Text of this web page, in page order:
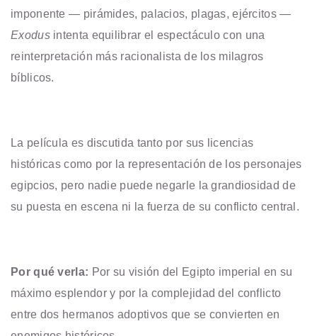
imponente — pirámides, palacios, plagas, ejércitos —
Exodusintenta equilibrar el espectáculo con una
reinterpretación más racionalista de los milagros
bíblicos.
La película es discutida tanto por sus licencias
históricas como por la representación de los personajes
egipcios, pero nadie puede negarle la grandiosidad de
su puesta en escena ni la fuerza de su conflicto central.
Por qué verla: Por su visión del Egipto imperial en su
máximo esplendor y por la complejidad del conflicto
entre dos hermanos adoptivos que se convierten en